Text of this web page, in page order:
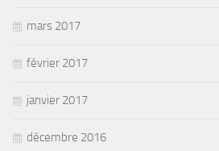
mars 2017
février 2017
janvier 2017
décembre 2016